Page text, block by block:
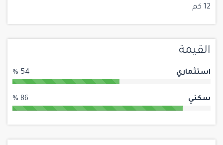
12 كم
القيمة
استثماري 54 %
سكني 86 %